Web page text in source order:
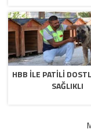
HBB İLE PATİLİ
SAĞLIKLI